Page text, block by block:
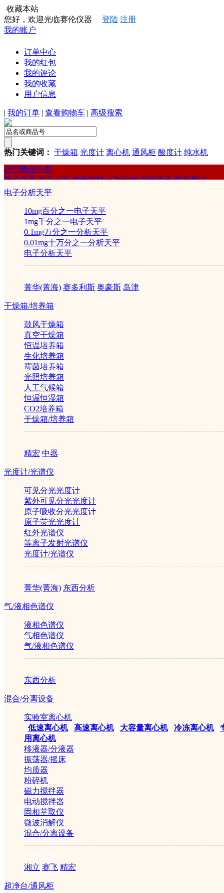
收藏本站
您好，欢迎光临赛伦仪器
登陆 注册
我的账户
订单中心
我的红包
我的评论
我的收藏
用户信息
| 我的订单 | 查看购物车 | 高级搜索
热门关键词： 干燥箱 光度计 离心机 通风柜 酸度计 纯水机
全部商品分类
电子分析天平
10mg百分之一电子天平
1mg千分之一电子天平
0.1mg万分之一分析天平
0.01mg十万分之一分析天平
电子分析天平
菁华(菁海) 赛多利斯 奥豪斯 岛津
干燥箱/培养箱
鼓风干燥箱
真空干燥箱
恒温培养箱
生化培养箱
霉菌培养箱
光照培养箱
人工气候箱
恒温恒湿箱
CO2培养箱
干燥箱/培养箱
精宏 中器
光度计/光谱仪
可见分光光度计
紫外可见分光光度计
原子吸收分光光度计
原子荧光光度计
红外光谱仪
等离子发射光谱仪
光度计/光谱仪
菁华(菁海) 东西分析
气/液相色谱仪
液相色谱仪
气相色谱仪
气/液相色谱仪
东西分析
混合/分离设备
实验室离心机
低速离心机 高速离心机 大容量离心机 冷冻离心机
用离心机
移液器/分液器
振荡器/摇床
均质器
粉碎机
磁力搅拌器
电动搅拌器
固相萃取仪
微波消解仪
混合/分离设备
湘立 赛飞 精宏
超净台/通风柜
赛伦仪器产品目录 实验耗材 试剂标物 新闻资讯 联系我们
物理检测仪器
显微镜
体视显微镜
折光仪
旋光仪
粘度计
比色计
熔点仪
1/1
DV-1数字式旋转粘度计
￥8800元
NDJ-8S型数字显示粘度